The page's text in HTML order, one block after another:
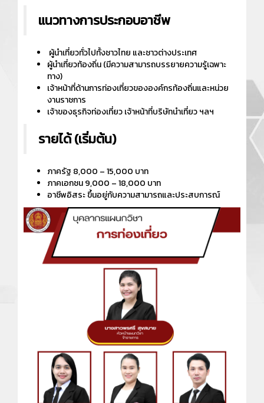
แนวทางการประกอบอาชีพ
ผู้นำเที่ยวทั่วไปทั้งชาวไทย และชาวต่างประเทศ
ผู้นำเที่ยวท้องถิ่น (มีความสามารถบรรยายความรู้เฉพาะ
ทาง)
เจ้าหน้าที่ด้านการท่องเที่ยวขององค์กรท้องถิ่นและหน่วย
งานราชการ
เจ้าของธุรกิจท่องเที่ยว เจ้าหน้าที่บริษัทนำเที่ยว ฯลฯ
รายได้ (เริ่มต้น)
ภาครัฐ 8,000 – 15,000 บาท
ภาคเอกชน 9,000 – 18,000 บาท
อาชีพอิสระ ขึ้นอยู่กับความสามารถและประสบการณ์